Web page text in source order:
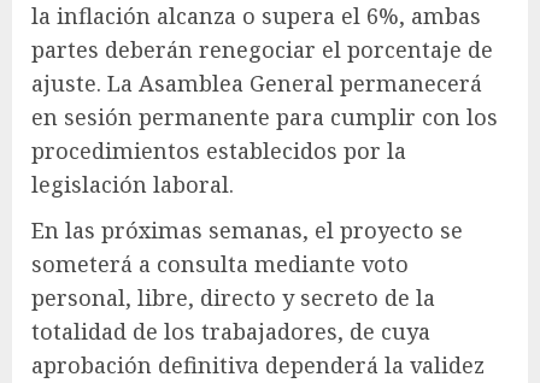
la inflación alcanza o supera el 6%, ambas
partes deberán renegociar el porcentaje de
ajuste. La Asamblea General permanecerá
en sesión permanente para cumplir con los
procedimientos establecidos por la
legislación laboral.
En las próximas semanas, el proyecto se
someterá a consulta mediante voto
personal, libre, directo y secreto de la
totalidad de los trabajadores, de cuya
aprobación definitiva dependerá la validez